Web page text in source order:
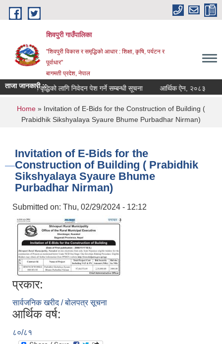
Skip to main content
शिवपुरी गाउँपालिका
"शिवपुरी विकास र समृद्धिको आधार : शिक्षा, कृषि, पर्यटन र
पूर्वाधार"
बागमती प्रदेश, नेपाल
ताजा जानकारी ::
तह वृद्धिको लागि निवेदन पेश गर्ने सम्बन्धी सूचना आर्थिक ऐन, २०८३
You are here
Home » Invitation of E-Bids for the Construction of Building (
Prabidhik Sikshyalaya Syaure Bhume Purbadhar Nirman)
Invitation of E-Bids for the
Construction of Building ( Prabidhik
Sikshyalaya Syaure Bhume
Purbadhar Nirman)
Submitted on: Thu, 02/29/2024 - 12:12
प्रकार:
सार्वजनिक खरीद / बोलपत्र सूचना
आर्थिक वर्ष:
८०/८१